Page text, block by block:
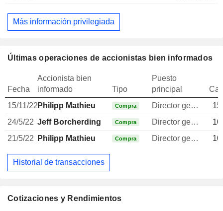
Cotizaciones y Rendimientos
Más información privilegiada
Últimas operaciones de accionistas bien informados
Fecha
Accionista bien
informado
Tipo
Puesto
principal
15/11/22Philipp Mathieu Compra Director general
24/5/22 Jeff Borcherding Compra Director general
21/5/22
Philipp Mathieu Compra Director general
Historial de transacciones